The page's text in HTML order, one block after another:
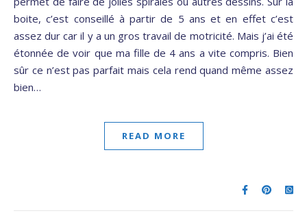
boite, c’est conseillé à partir de 5 ans et en effet c’est
assez dur car il y a un gros travail de motricité. Mais j’ai été
étonnée de voir que ma fille de 4 ans a vite compris. Bien
sûr ce n’est pas parfait mais cela rend quand même assez
bien…
READ MORE